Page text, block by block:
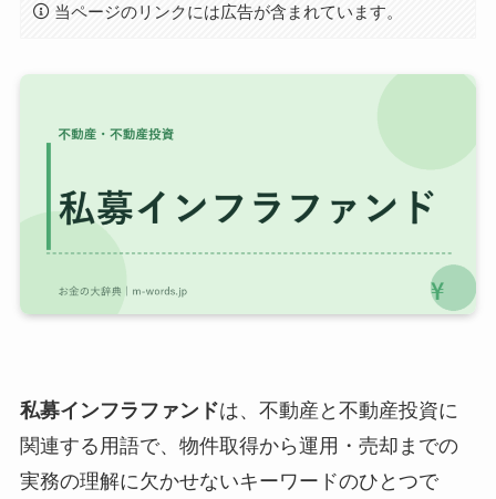
当ページのリンクには広告が含まれています。
私募インフラファンドは、不動産と不動産投資に
関連する用語で、物件取得から運用・売却までの
実務の理解に欠かせないキーワードのひとつで